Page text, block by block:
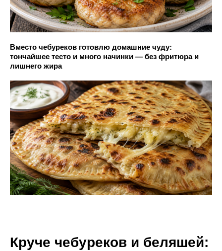
Вместо чебуреков готовлю домашние чуду:
тончайшее тесто и много начинки — без фритюра и
лишнего жира
Круче чебуреков и беляшей: